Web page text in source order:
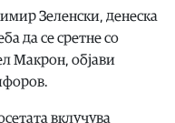
Зеленски, денеска
да се сретне со
Макрон, објави
вклучува